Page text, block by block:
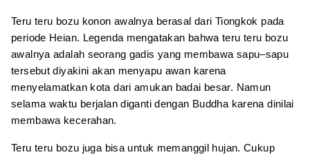
Teru teru bozu konon awalnya berasal dari Tiongkok pada
periode Heian. Legenda mengatakan bahwa teru teru bozu
awalnya adalah seorang gadis yang membawa sapu–sapu
tersebut diyakini akan menyapu awan karena
menyelamatkan kota dari amukan badai besar. Namun
selama waktu berjalan diganti dengan Buddha karena dinilai
membawa kecerahan.
Teru teru bozu juga bisa untuk memanggil hujan. Cukup